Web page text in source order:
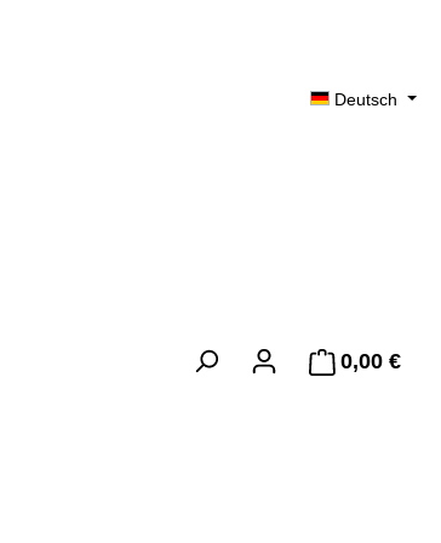
Deutsch
0,00 €